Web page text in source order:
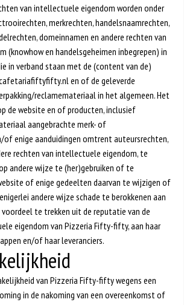
van intellectuele eigendom worden onder
merkrechten, handelsnaamrechten,
domeinnamen en andere rechten van
(knowhow en handelsgeheimen inbegrepen) in
in verband staan met de (content van de)
en of de geleverde
reclamemateriaal in het algemeen. Het
de website en of producten, inclusief
aangebrachte merk- of
of enige aanduidingen omtrent auteursrechten,
rechten van intellectuele eigendom, te
andere wijze te (her)gebruiken of te
of enige gedeelten daarvan te wijzigen of
andere wijze schade te berokkenen aan
te trekken uit de reputatie van de
eigendom van Pizzeria Fifty-fifty, aan haar
en/of haar leveranciers.
van Pizzeria Fifty-fifty wegens een
in de nakoming van een overeenkomst of